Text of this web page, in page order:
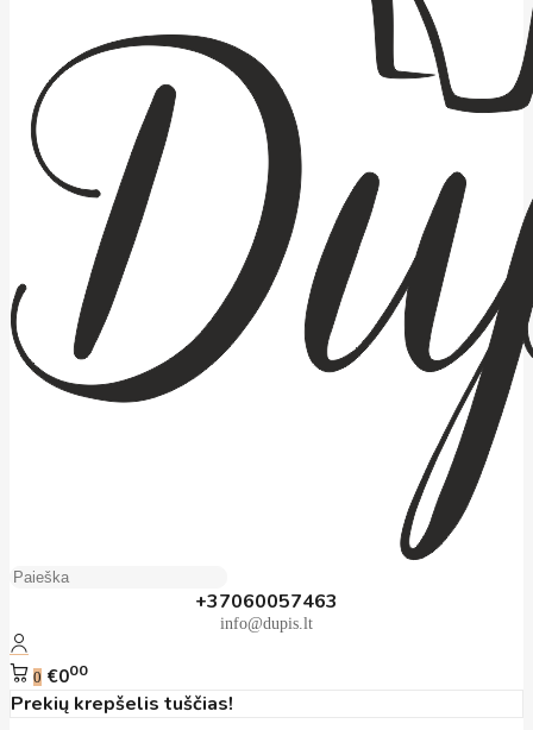
+37060057463
info@dupis.lt
0 €000
Prekių krepšelis tuščias!